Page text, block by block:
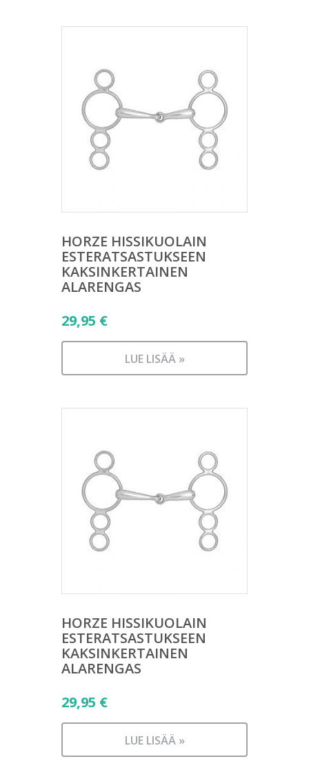
HORZE HISSIKUOLAIN
ESTERATSASTUKSEEN
KAKSINKERTAINEN
ALARENGAS
29,95 €
LUE LISÄÄ »
HORZE HISSIKUOLAIN
ESTERATSASTUKSEEN
KAKSINKERTAINEN
ALARENGAS
29,95 €
LUE LISÄÄ »